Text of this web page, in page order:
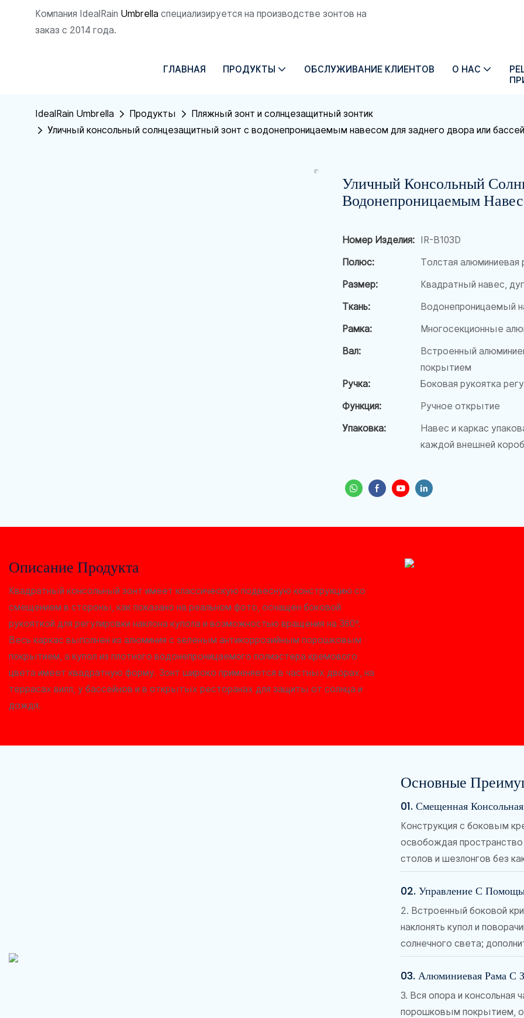
Компания IdealRain Umbrella специализируется на производстве зонтов на
заказ с 2014 года.
ГЛАВНАЯ ПРОДУКТЫ ОБСЛУЖИВАНИЕ КЛИЕНТОВ О НАС
IdealRain Umbrella Продукты
Пляжный зонт и солнцезащитный зонтик
Уличный консольный солнцезащитный зонт с водонепроницаемым навесом для заднего двора или
Уличный Консольный
Водонепроницаемым
Номер Изделия: IR-B103D
Полюс:
Толстая
Размер:
Квадратный навес,
Ткань:
Водонепроницаемый
Рамка:
Многосекционные
Вал:
Встроенный
покрытием
Ручка:
Боковая рукоятка
Функция:
Ручное открытие
Упаковка:
Навес и каркас
каждой внешней
Описание Продукта
Квадратный консольный зонт имеет классическую подвесную конструкцию со
смещением в стороны, как показано на реальном фото, оснащен боковой
рукояткой для регулировки наклона купола и возможностью вращения на 360°.
Весь каркас выполнен из алюминия с зеленым антикоррозийным порошковым
покрытием, а купол из плотного водонепроницаемого полиэстера кремового
цвета имеет квадратную форму. Зонт широко применяется в частных дворах, на
террасах вилл, у бассейнов и в открытых ресторанах для защиты от солнца и
дождя.
Основные
01. Смещенная
Конструкция с боковым
освобождая
столов и шезлонгов без
02. Управление С
2. Встроенный боковой
наклонять купол и
солнечного света;
03. Алюминиевая Рама С
3. Вся опора и
порошковым покрытием,